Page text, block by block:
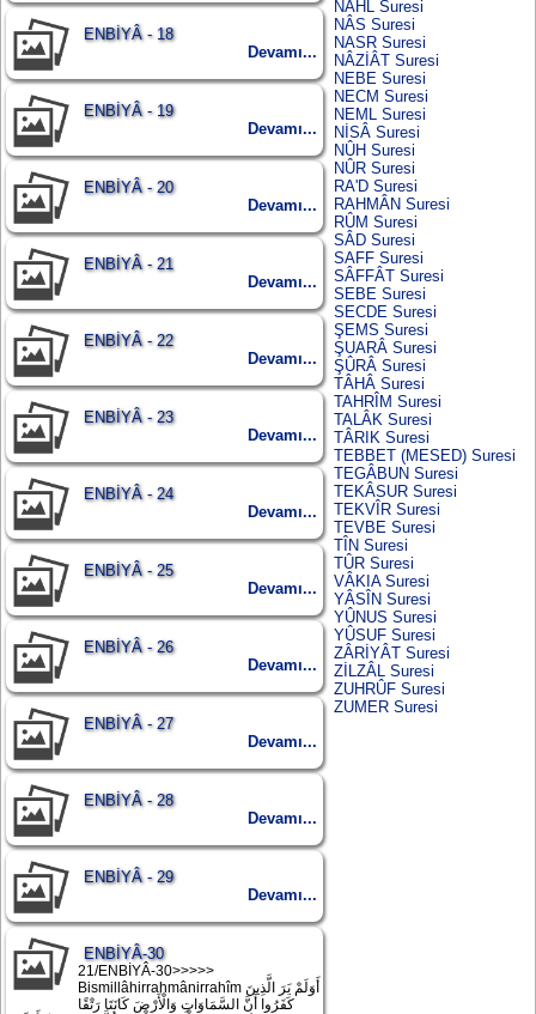
ENBİYÂ - 18
Devamı...
ENBİYÂ - 19
Devamı...
ENBİYÂ - 20
Devamı...
ENBİYÂ - 21
Devamı...
ENBİYÂ - 22
Devamı...
ENBİYÂ - 23
Devamı...
ENBİYÂ - 24
Devamı...
ENBİYÂ - 25
Devamı...
ENBİYÂ - 26
Devamı...
ENBİYÂ - 27
Devamı...
ENBİYÂ - 28
Devamı...
ENBİYÂ - 29
Devamı...
ENBİYÂ-30
21/ENBİYÂ-30>>>>>
Bismillâhirrahmânirrahîm أَوَلَمْ يَرَ الَّذِينَ
كَفَرُوا أَنَّ السَّمَاوَاتِ وَالْأَرْضَ كَانَتَا رَتْقًا
NAHL Suresi
NÂS Suresi
NASR Suresi
NÂZİÂT Suresi
NEBE Suresi
NECM Suresi
NEML Suresi
NİSÂ Suresi
NÛH Suresi
NÛR Suresi
RA'D Suresi
RAHMÂN Suresi
RÛM Suresi
SÂD Suresi
SAFF Suresi
SÂFFÂT Suresi
SEBE Suresi
SECDE Suresi
ŞEMS Suresi
ŞUARÂ Suresi
ŞÛRÂ Suresi
TÂHÂ Suresi
TAHRÎM Suresi
TALÂK Suresi
TÂRIK Suresi
TEBBET (MESED) Suresi
TEGÂBUN Suresi
TEKÂSUR Suresi
TEKVÎR Suresi
TEVBE Suresi
TÎN Suresi
TÛR Suresi
VÂKIA Suresi
YÂSÎN Suresi
YÛNUS Suresi
YÛSUF Suresi
ZÂRİYÂT Suresi
ZİLZÂL Suresi
ZUHRÛF Suresi
ZUMER Suresi